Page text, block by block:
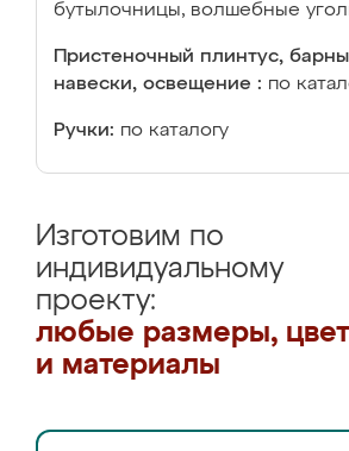
бутылочницы, волшебные
Пристеночный плинтус,
навески, освещение : по
Ручки: по каталогу
Изготовим по
индивидуальному
проекту:
любые размеры,
и материалы